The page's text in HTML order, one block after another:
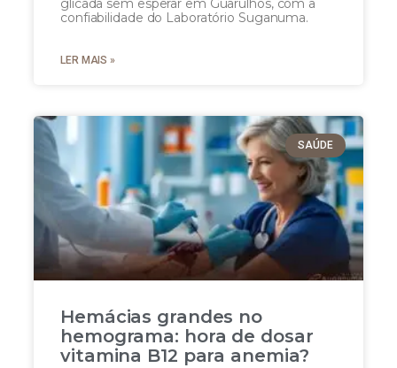
glicada sem esperar em Guarulhos, com a
confiabilidade do Laboratório Suganuma.
LER MAIS »
SAÚDE
Hemácias grandes no
hemograma: hora de dosar
vitamina B12 para anemia?